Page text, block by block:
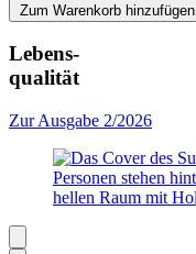
Zum Warenkorb hinzufügen
Lebens-
qualität
Zur Ausgabe 2/2026